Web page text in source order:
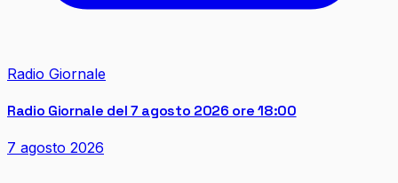
Radio Giornale
Radio Giornale del 7 agosto 2026 ore 18:00
7 agosto 2026